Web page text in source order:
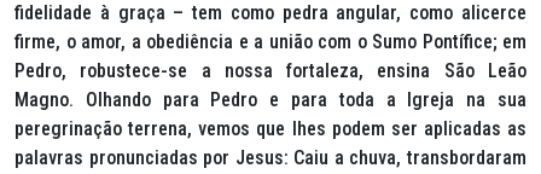
fidelidade à graça – tem como pedra angular, como alicerce
firme, o amor, a obediência e a união com o Sumo Pontífice; em
Pedro, robustece-se a nossa fortaleza, ensina São Leão
Magno. Olhando para Pedro e para toda a Igreja na sua
peregrinação terrena, vemos que lhes podem ser aplicadas as
palavras pronunciadas por Jesus: Caiu a chuva, transbordaram